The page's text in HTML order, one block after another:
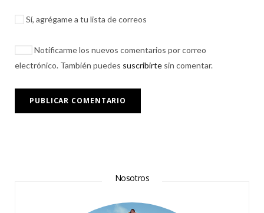
Sí, agrégame a tu lista de correos
Notificarme los nuevos comentarios por correo
electrónico. También puedes suscribirte sin comentar.
Nosotros